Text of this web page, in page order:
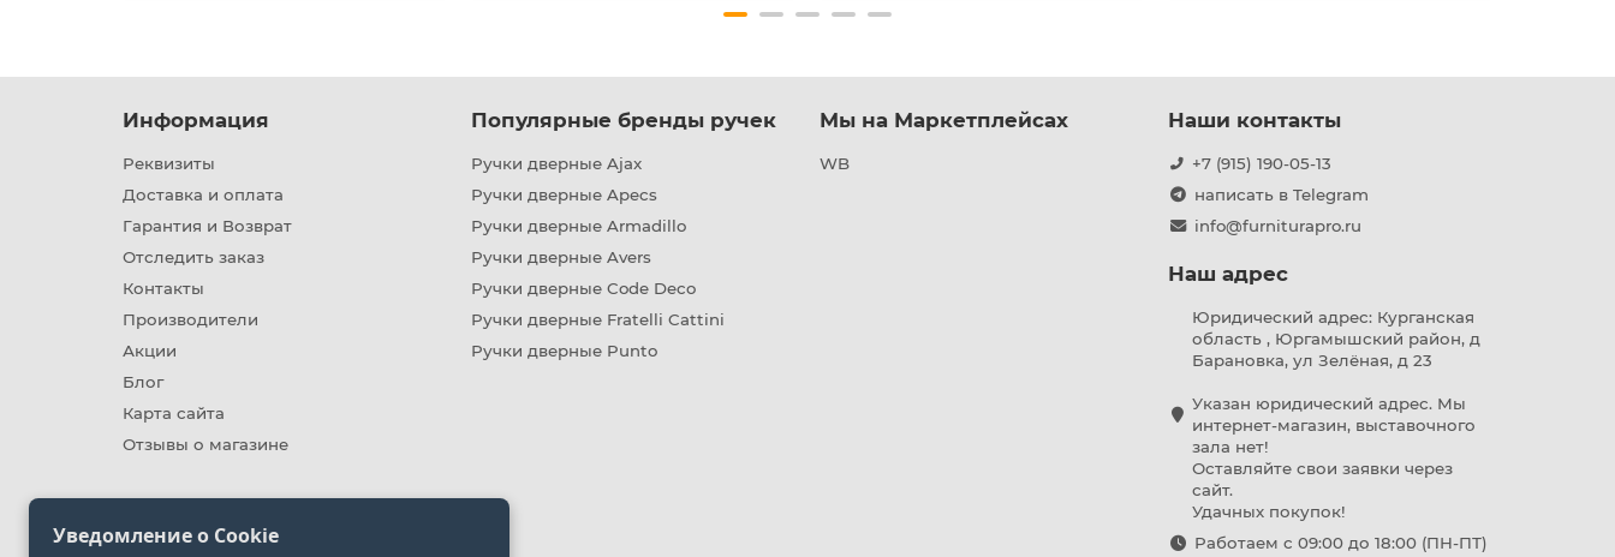
Информация
Реквизиты
Доставка и оплата
Гарантия и Возврат
Отследить заказ
Контакты
Производители
Акции
Блог
Карта сайта
Отзывы о магазине
Популярные бренды ручек
Ручки дверные Ajax
Ручки дверные Apecs
Ручки дверные Armadillo
Ручки дверные Avers
Ручки дверные Code Deco
Ручки дверные Fratelli Cattini
Ручки дверные Punto
Мы на Маркетплейсах
WB
Наши контакты
+7 (915) 190-05-13
написать в Telegram
info@furniturapro.ru
Наш адрес
Юридический адрес: Курганская
область , Юргамышский район, д
Барановка, ул Зелёная, д 23
Указан юридический адрес. Мы
интернет-магазин, выставочного
зала нет!
Оставляйте свои заявки через
сайт.
Удачных покупок!
Работаем с 09:00 до 18:00 (ПН-ПТ)
Уведомление о Cookie